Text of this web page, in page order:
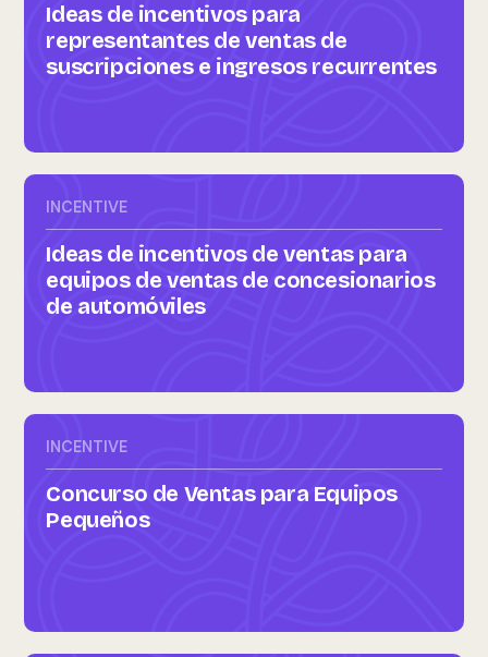
Ideas de incentivos para
representantes de ventas de
suscripciones e ingresos recurrentes
INCENTIVE
Ideas de incentivos de ventas para
equipos de ventas de concesionarios
de automóviles
INCENTIVE
Concurso de Ventas para Equipos
Pequeños